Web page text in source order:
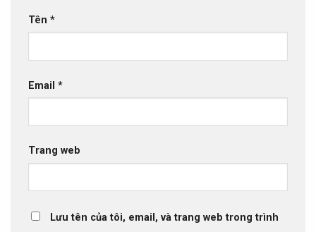
Tên *
Email *
Trang web
Lưu tên của tôi, email, và trang web trong trình